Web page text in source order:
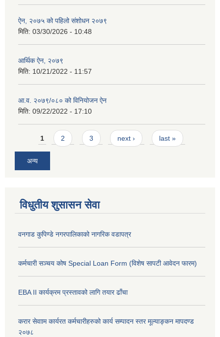
ऐन, २०७५ को पहिलो संशोधन २०७९
मिति: 03/30/2026 - 10:48
आर्थिक ऐन, २०७९
मिति: 10/21/2022 - 11:57
आ.व. २०७९/०८० को विनियोजन ऐन
मिति: 09/22/2022 - 17:10
Pages
1 2 3 next › last »
अन्य
विधुतीय शुसासन सेवा
वनगाड कुपिण्डे नगरपालिकाको नागरिक वडापत्र
कर्मचारी सञ्चय कोष Special Loan Form (विशेष सापटी आवेदन फारम)
EBA II कार्यक्रम प्रस्तावको लागि तयार ढाँचा
करार सेवााम कार्यरत कर्मचारीहरुको कार्य सम्पादन स्तर मूल्याङ्कन मापदण्ड
२०७८